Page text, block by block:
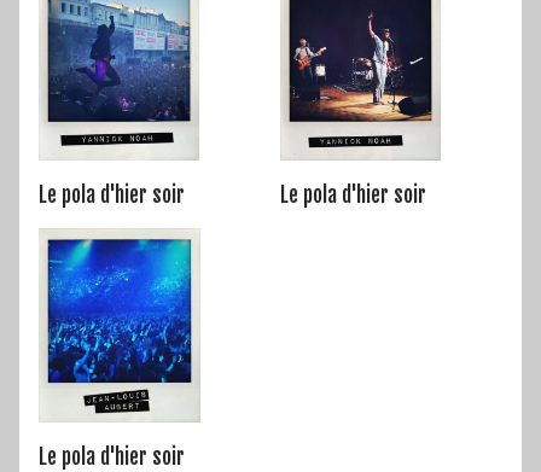
Le pola d'hier soir Le pola d'hier soir
Le pola d'hier soir